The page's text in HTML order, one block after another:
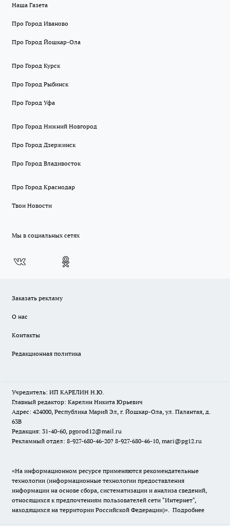
Наша Газета
Про Город Иваново
Про Город Йошкар-Ола
Про Город Курск
Про Город Рыбинск
Про Город Уфа
Про Город Нижний Новгород
Про Город Дзержинск
Про Город Владивосток
Про Город Краснодар
Твои Новости
Мы в социальных сетях
Заказать рекламу
О нас
Контакты
Редакционная политика
Учредитель: ИП КАРЕЛИН Н.Ю.
Главный редактор: Карелин Никита Юрьевич
Адрес: 424000, Республика Марий Эл, г. Йошкар-Ола, ул. Палантая, д.
63В
Редакция: 31-40-60, pgorod12@mail.ru
Рекламный отдел: 8-927-680-46-20? 8-927-680-46-10, mari@pg12.ru
«На информационном ресурсе применяются рекомендательные
технологии (информационные технологии предоставления
информации на основе сбора, систематизации и анализа сведений,
относящихся к предпочтениям пользователей сети "Интернет",
находящихся на территории Российской Федерации)». Подробнее